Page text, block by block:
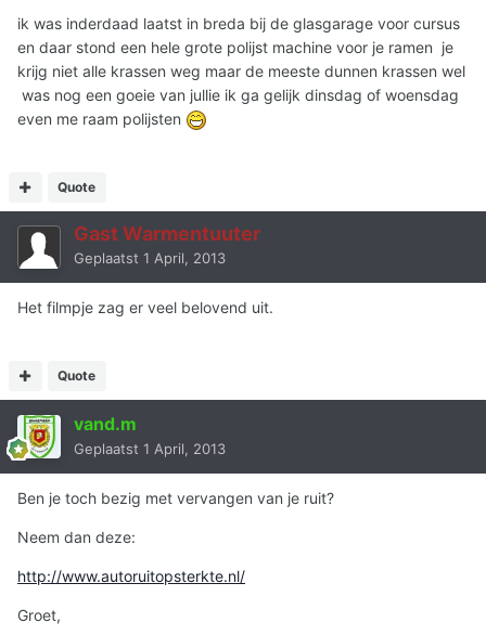
ik was inderdaad laatst in breda bij de glasgarage voor cursus
en daar stond een hele grote polijst machine voor je ramen je
krijg niet alle krassen weg maar de meeste dunnen krassen wel
was nog een goeie van jullie ik ga gelijk dinsdag of woensdag
even me raam polijsten
Quote
Gast Warmentuuter
Geplaatst 1 April, 2013
Het filmpje zag er veel belovend uit.
Quote
vand.m
Geplaatst 1 April, 2013
Ben je toch bezig met vervangen van je ruit?
Neem dan deze:
http://www.autoruitopsterkte.nl/
Groet,